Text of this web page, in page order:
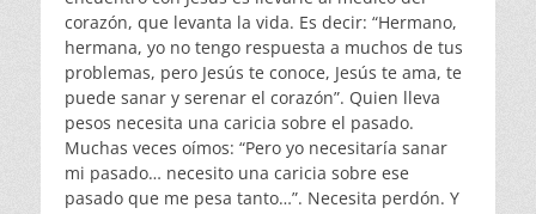
corazón, que levanta la vida. Es decir: “Hermano,
hermana, yo no tengo respuesta a muchos de tus
problemas, pero Jesús te conoce, Jesús te ama, te
puede sanar y serenar el corazón”. Quien lleva
pesos necesita una caricia sobre el pasado.
Muchas veces oímos: “Pero yo necesitaría sanar
mi pasado… necesito una caricia sobre ese
pasado que me pesa tanto…”. Necesita perdón. Y